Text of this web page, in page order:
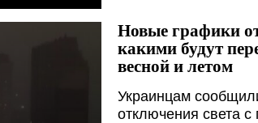
Новые графики
какими будут
весной и летом
Украинцам
отключения света